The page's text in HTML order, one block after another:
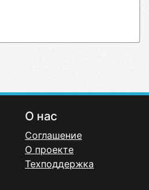
О нас
Соглашение
О проекте
Техподдержка